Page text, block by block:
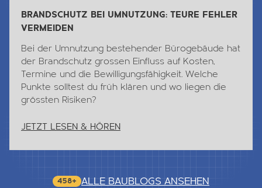
BRANDSCHUTZ BEI UMNUTZUNG: TEURE FEHLER
VERMEIDEN
Bei der Umnutzung bestehender Bürogebäude hat
der Brandschutz grossen Einfluss auf Kosten,
Termine und die Bewilligungsfähigkeit. Welche
Punkte solltest du früh klären und wo liegen die
grössten Risiken?
JETZT LESEN & HÖREN
458+ ALLE BAUBLOGS ANSEHEN